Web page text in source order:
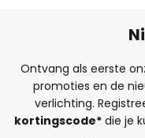
Ontvang als eerste
promoties en de
verlichting.
kortingscode*die je